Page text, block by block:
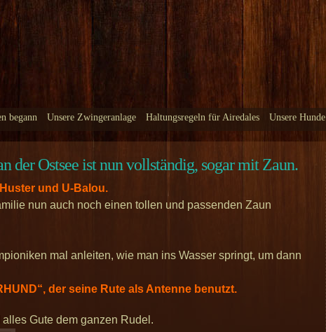
begann Unsere Zwingeranlage Haltungsregeln für Airedales Unsere Hunde
der Ostsee ist nun vollständig, sogar mit Zaun.
und U-Balou.
nun auch noch einen tollen und passenden Zaun
mal anleiten, wie man ins Wasser springt, um dann
der seine Rute als Antenne benutzt.
Gute dem ganzen Rudel.